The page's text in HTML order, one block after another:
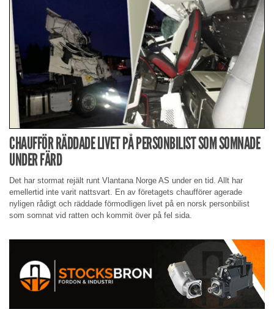
CHAUFFÖR RÄDDADE LIVET PÅ PERSONBILIST SOM SOMNADE
UNDER FÄRD
Det har stormat rejält runt Vlantana Norge AS under en tid. Allt har
emellertid inte varit nattsvart. En av företagets chaufförer agerade
nyligen rådigt och räddade förmodligen livet på en norsk personbilist
som somnat vid ratten och kommit över på fel sida.